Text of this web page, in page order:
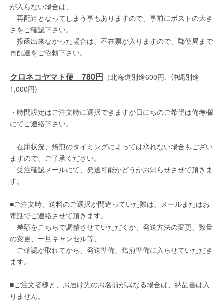
が入らない場合は、
再配達となってしまう事もありますので、事前にポストの大き
さをご確認下さい。
投函出来なかった場合は、不在票が入りますので、郵便局まで
再配達をご依頼下さい。
クロネコヤマト便 780円 （北海道別途600円、沖縄別途
1,000円)
・時間設定はご注文時に選択できますが日にちのご希望は備考欄
にてご連絡下さい。
在庫状況、焙煎のタイミングによっては承れない場合もござい
ますので、ご了承ください。
受注確認メールにて、発送可能かどうかお知らせさせて頂きま
す。
■ご注文時、送料のご選択が間違っていた際は、メールまたはお
電話でご連絡させて頂きます。
差額をこちらで調整させていただくか、発送方法の変更、数量
の変更、一旦キャンセル等、
ご確認が取れてから、発送準備、焙煎準備に入らせていただき
ます。
■ご注文者様と、お届け先のお名前が異なる場合は、納品書は入
りません。